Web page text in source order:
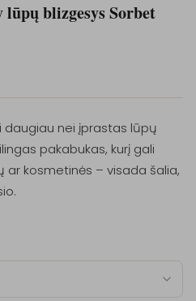
blizgesys Sorbet
daugiau nei įprastas lūpų
pakabukas, kurį gali
ar kosmetinės – visada šalia,